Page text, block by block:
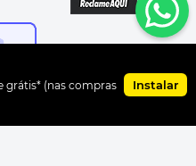
grátis* (nas compras
Instalar